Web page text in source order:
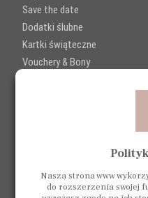
Save the date
Dodatki ślubne
Kartki świąteczne
Vouchery & Bony
Regulamin sklepu
Zwroty i reklamacje
Nasza strona www
do rozszerzenia swojej